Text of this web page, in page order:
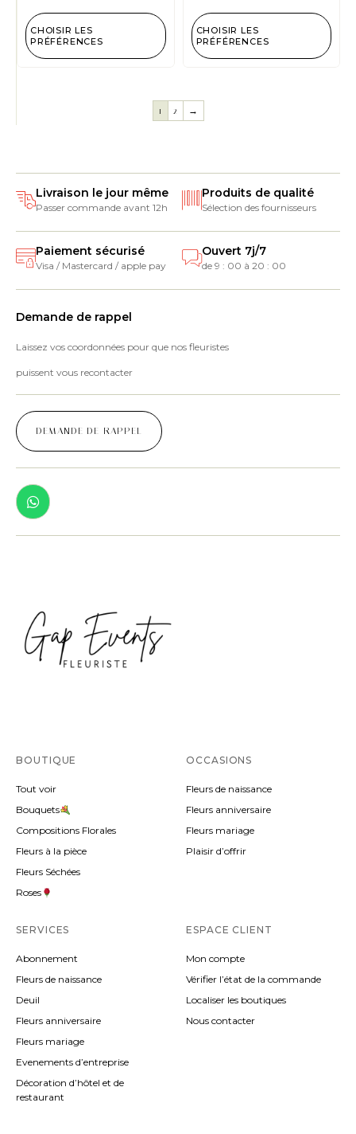
CHOISIR LES
PRÉFÉRENCES
CHOISIR LES
PRÉFÉRENCES
1 2 →
Livraison le jour même
Passer commande avant 12h
Produits de qualité
Sélection des fournisseurs
Paiement sécurisé
Visa / Mastercard / apple pay
Ouvert 7j/7
de 9 : 00 à 20 : 00
Demande de rappel
Laissez vos coordonnées pour que nos fleuristes
puissent vous recontacter
DEMANDE DE RAPPEL
BOUTIQUE
Tout voir
Bouquets
Compositions Florales
Fleurs à la pièce
Fleurs Séchées
Roses
OCCASIONS
Fleurs de naissance
Fleurs anniversaire
Fleurs mariage
Plaisir d’offrir
SERVICES
Abonnement
Fleurs de naissance
Deuil
Fleurs anniversaire
Fleurs mariage
Evenements d’entreprise
Décoration d’hôtel et de
restaurant
ESPACE CLIENT
Mon compte
Vérifier l’état de la commande
Localiser les boutiques
Nous contacter